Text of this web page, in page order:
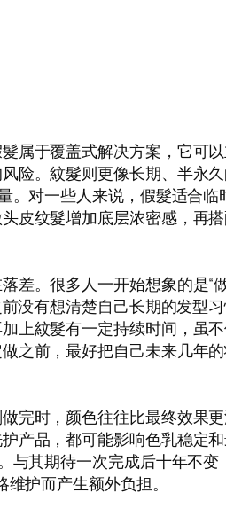
属于覆盖式解决方案，它可
险。紋髮则更像长期、半永
。对一些人来说，假髮适合
皮纹髮增加底层浓密感，再
差。很多人一开始想象的是“
没有想清楚自己长期的发型
上紋髮有一定持续时间，虽
之前，最好把自己未来几年
完时，颜色往往比最终效果
产品，都可能影响色乳稳定
与其期待一次完成后十年不
护而产生额外负担。